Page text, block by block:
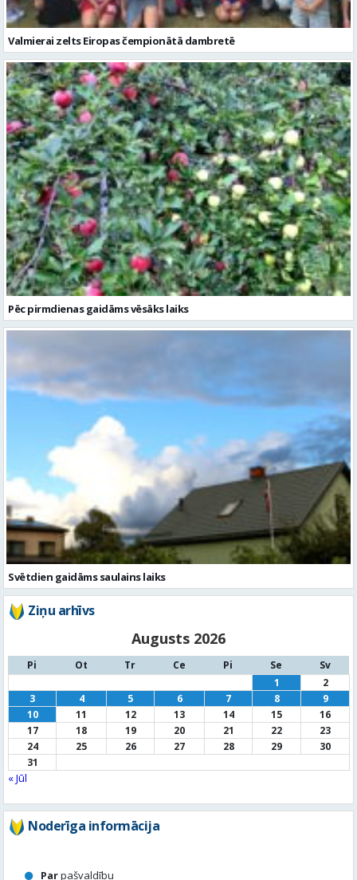
Valmierai zelts Eiropas čempionātā dambretē
Pēc pirmdienas gaidāms vēsāks laiks
Svētdien gaidāms saulains laiks
Ziņu arhīvs
Augusts 2026
Pi Ot Tr Ce Pi Se
Sv
1
2
3
4 5 6 7 8
9
10
11 12 13 14 15
16
17
18 19 20 21 22
23
24
25 26 27 28 29
30
31
« Jūl
Noderīga informācija
Parpašvaldību